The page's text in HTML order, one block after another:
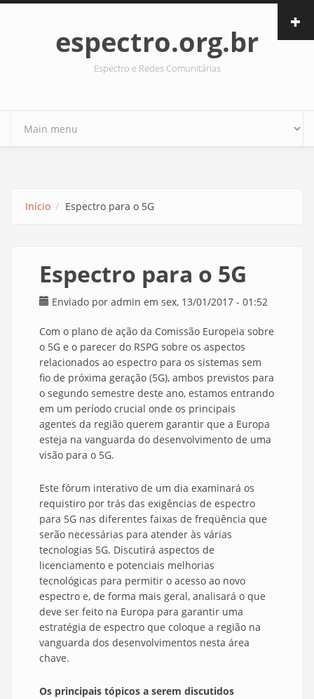
Pular para o conteúdo principal
espectro.org.br
Espectro e Redes Comunitárias
Início Espectro para o 5G
Espectro para o 5G
Enviado por admin em sex, 13/01/2017 - 01:52
Com o plano de ação da Comissão Europeia sobre
o 5G e o parecer do RSPG sobre os aspectos
relacionados ao espectro para os sistemas sem
fio de próxima geração (5G), ambos previstos para
o segundo semestre deste ano, estamos entrando
em um período crucial onde os principais
agentes da região querem garantir que a Europa
esteja na vanguarda do desenvolvimento de uma
visão para o 5G.
Este fórum interativo de um dia examinará os
requistiro por trás das exigências de espectro
para 5G nas diferentes faixas de freqüência que
serão necessárias para atender às várias
tecnologias 5G. Discutirá aspectos de
licenciamento e potenciais melhorias
tecnológicas para permitir o acesso ao novo
espectro e, de forma mais geral, analisará o que
deve ser feito na Europa para garantir uma
estratégia de espectro que coloque a região na
vanguarda dos desenvolvimentos nesta área
chave.
Os principais tópicos a serem discutidos